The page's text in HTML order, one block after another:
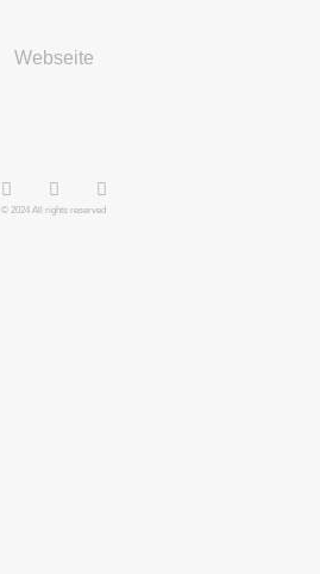
Webseite
© 2024 All rights reserved